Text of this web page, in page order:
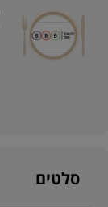
סלטים